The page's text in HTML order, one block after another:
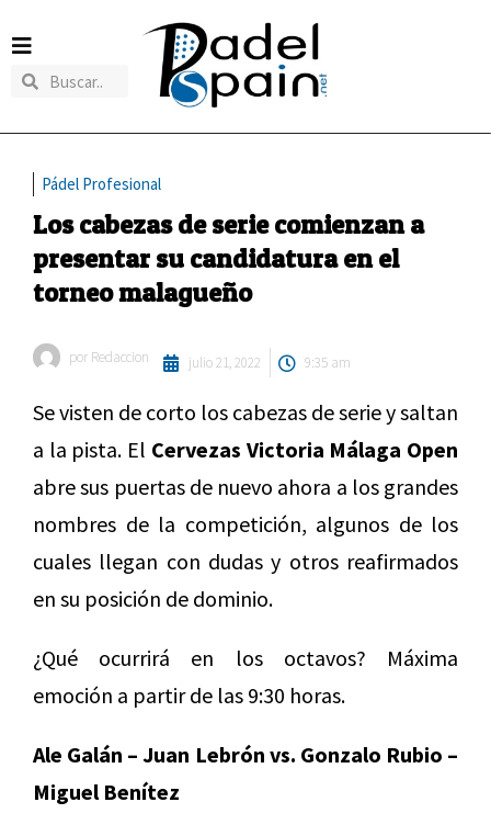
Pádel Profesional
Los cabezas de serie comienzan a
presentar su candidatura en el
torneo malagueño
por Redaccion julio 21, 2022 9:35 am
Se visten de corto los cabezas de serie y saltan
a la pista. El Cervezas Victoria Málaga Open
abre sus puertas de nuevo ahora a los grandes
nombres de la competición, algunos de los
cuales llegan con dudas y otros reafirmados
en su posición de dominio.
¿Qué ocurrirá en los octavos? Máxima
emoción a partir de las 9:30 horas.
Ale Galán – Juan Lebrón vs. Gonzalo Rubio –
Miguel Benítez